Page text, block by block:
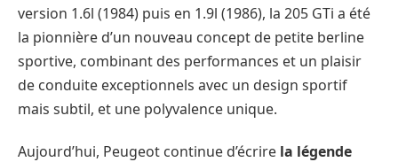
version 1.6l (1984) puis en 1.9l (1986), la 205 GTi a été
la pionnière d’un nouveau concept de petite berline
sportive, combinant des performances et un plaisir
de conduite exceptionnels avec un design sportif
mais subtil, et une polyvalence unique.
Aujourd’hui, Peugeot continue d’écrire la légende